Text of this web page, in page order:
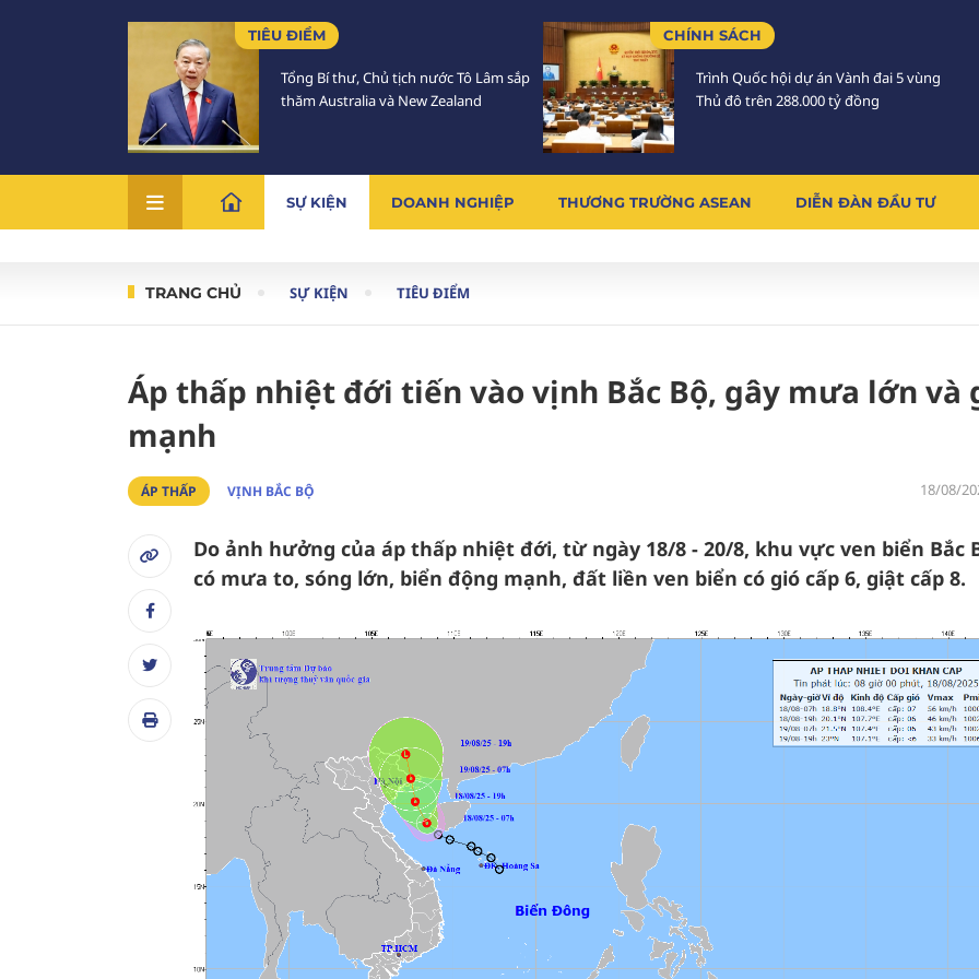
TIÊU ĐIỂM
Tổng Bí thư, Chủ tịch nước Tô Lâm sắp
thăm Australia và New Zealand
CHÍNH SÁCH
Trình Quốc hội dự án Vành đai 5 vùng
Thủ đô trên 288.000 tỷ đồng
SỰ KIỆN DOANH NGHIỆP THƯƠNG TRƯỜNG ASEAN DIỄN ĐÀN ĐẦU TƯ
TRANG CHỦ SỰ KIỆN TIÊU ĐIỂM
Áp thấp nhiệt đới tiến vào vịnh Bắc Bộ, gây mưa lớn và
mạnh
ÁP THẤP VỊNH BẮC BỘ 18/08/
Do ảnh hưởng của áp thấp nhiệt đới, từ ngày 18/8 - 20/8, khu vực ven biển Bắc
có mưa to, sóng lớn, biển động mạnh, đất liền ven biển có gió cấp 6, giật cấp 8.